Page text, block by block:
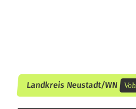
-
Landkreis Neustadt/WN